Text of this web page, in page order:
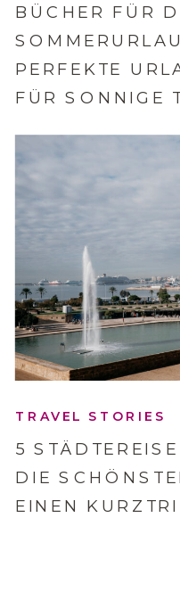
BÜCHER FÜR
PERFEKTE
FÜR SONNIGE
TRAVEL STORIES
5
DIE
EINEN